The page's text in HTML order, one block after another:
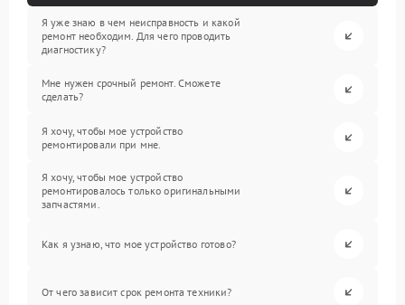
Я уже знаю в чем неисправность и какой
ремонт необходим. Для чего проводить
диагностику?
Мне нужен срочный ремонт. Сможете
сделать?
Я хочу, чтобы мое устройство
ремонтировали при мне.
Я хочу, чтобы мое устройство
ремонтировалось только оригинальными
запчастями.
Как я узнаю, что мое устройство готово?
От чего зависит срок ремонта техники?